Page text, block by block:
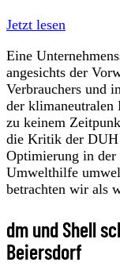
Jetzt lesen
Eine
angesichts der
Verbrauchers und
der klimaneutralen
zu keinem
die Kritik der DUH
Optimierung in der
Umwelthilfe
betrachten wir als
dm und Shell
Beiersdorf